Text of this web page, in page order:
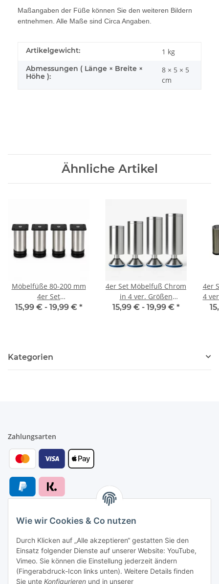
Maßangaben der Füße können Sie den weiteren Bildern
entnehmen. Alle Maße sind Circa Angaben.
Artikelgewicht: 1 kg
Abmessungen ( Länge × Breite ×
Höhe ):
8 × 5 × 5
cm
Ähnliche Artikel
Möbelfüße 80-200 mm
4er Set
[HÖHENVERSTELLBAR]
15,99 € - 19,99 € *
4er Set Möbelfuß Chrom
in 4 ver. Größen
8/10/12/15 cm
15,99 € - 19,99 € *
4er
4
Kategorien
Zahlungsarten
Versandarten
Wie wir Cookies & Co nutzen
Durch Klicken auf „Alle akzeptieren“ gestatten Sie den
Einsatz folgender Dienste auf unserer Website: YouTube,
Vimeo. Sie können die Einstellung jederzeit ändern
(Fingerabdruck-Icon links unten). Weitere Details finden
Sie unte Konfigurieren und in unserer